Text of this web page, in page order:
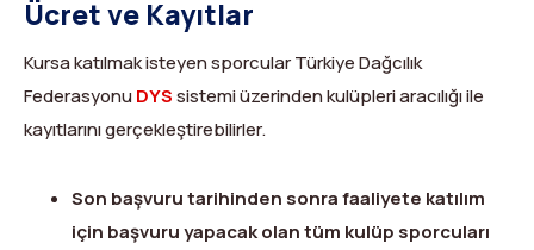
Ücret ve Kayıtlar
Kursa katılmak isteyen sporcular Türkiye Dağcılık
FederasyonuDYSsistemi üzerinden kulüpleri aracılığı ile
kayıtlarını gerçekleştirebilirler.
Son başvuru tarihinden sonra faaliyete katılım
için başvuru yapacak olan tüm kulüp sporcuları